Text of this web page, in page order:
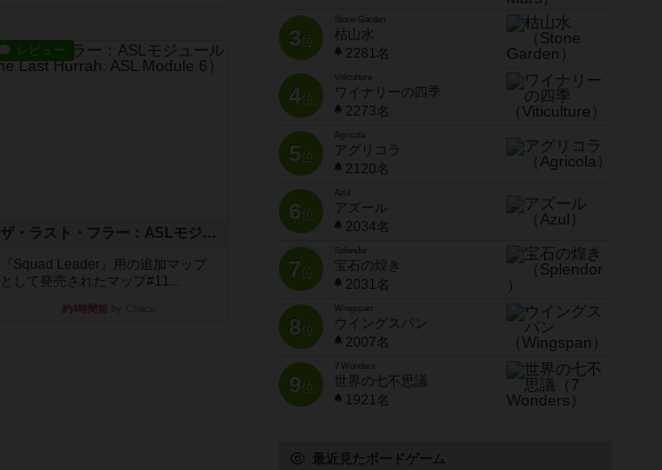
レビュー
ザ・ラスト・フラー：ASLモジュール6
『Squad Leader』用の追加マップ
として発売されたマップ#11...
約4時間前
3位
Stone Garden
枯山水
2281名
4位
Viticulture
ワイナリーの四季
2273名
5位
Agricola
アグリコラ
2120名
6位
Azul
アズール
2034名
7位
宝石の煌き
2031名
8位
Wingspan
ウイングスパン
2007名
9位
7 Wonders
世界の七不思議
1921名
最近見たボードゲーム